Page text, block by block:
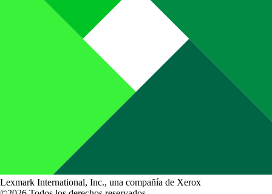
Lexmark International, Inc., una compañía de Xerox